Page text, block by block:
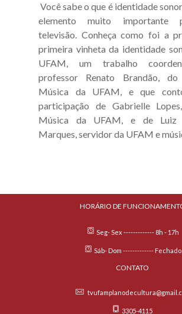
Você sabe o que é identidade
elemento muito importante
televisão. Conheça como foi a
primeira vinheta da identidade
UFAM, um trabalho
professor Renato Brandão,
Música da UFAM, e que
participação de Gabrielle
Música da UFAM, e de Luiz
Marques, servidor da UFAM e
HORÁRIO DE
Seg- Sex ------------- 8h - 17h
Sáb- Dom ------------- Fechado
CONTATO
3305-4115